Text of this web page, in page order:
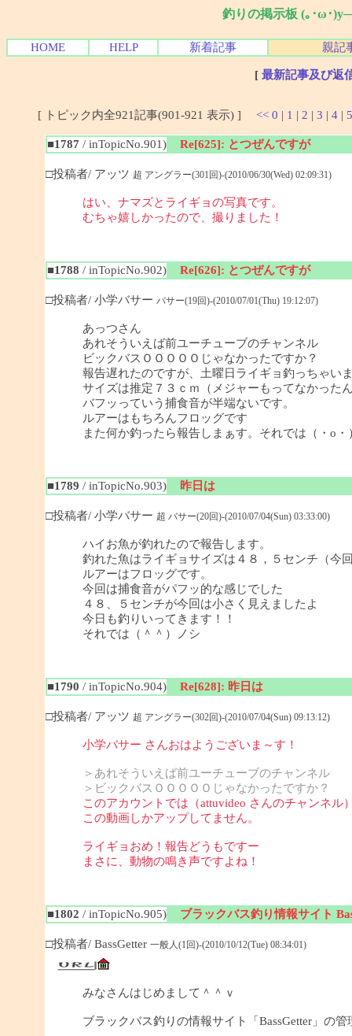
釣りの掲示板 (｡･ω･
HOME HELP 新着記事 親記
[ 最新記事及び返
[ トピック内全921記事(901-921 表示) ] << 0 | 1 | 2 | 3 | 4 | 5
■1787 / inTopicNo.901) Re[625]: とつぜんですが
□投稿者/ アッツ 超 アングラー(301回)-(2010/06/30(Wed) 02:09:31)
はい、ナマズとライギョの写真です。
むちゃ嬉しかったので、撮りました！
■1788 / inTopicNo.902) Re[626]: とつぜんですが
□投稿者/ 小学バサー バサー(19回)-(2010/07/01(Thu) 19:12:07)
あっつさん
あれそういえば前ユーチューブのチャンネル
ビックバスＯＯＯＯＯじゃなかったですか？
報告遅れたのですが、土曜日ライギョ釣っちゃい
サイズは推定７３ｃｍ（メジャーもってなかった
バフッっていう捕食音が半端ないです。
ルアーはもちろんフロッグです
また何か釣ったら報告しまぁす。それでは（・o・
■1789 / inTopicNo.903) 昨日は
□投稿者/ 小学バサー 超 バサー(20回)-(2010/07/04(Sun) 03:33:00)
ハイお魚が釣れたので報告します。
釣れた魚はライギョサイズは４８，５センチ（今
ルアーはフロッグです。
今回は捕食音がパフッ的な感じでした
４８、５センチが今回は小さく見えましたよ
今日も釣りいってきます！！
それでは（＾＾）ノシ
■1790 / inTopicNo.904) Re[628]: 昨日は
□投稿者/ アッツ 超 アングラー(302回)-(2010/07/04(Sun) 09:13:12)
小学バサー さんおはようございま～す！
＞あれそういえば前ユーチューブのチャンネル
＞ビックバスＯＯＯＯＯじゃなかったですか？
このアカウントでは（attuvideo さんのチャンネル
この動画しかアップしてません。
ライギョおめ！報告どうもですー
まさに、動物の鳴き声ですよね！
■1802 / inTopicNo.905) ブラックバス釣り情報サイト
□投稿者/ BassGetter 一般人(1回)-(2010/10/12(Tue) 08:34:01)
みなさんはじめまして＾＾ｖ
ブラックバス釣りの情報サイト「BassGetter」の管